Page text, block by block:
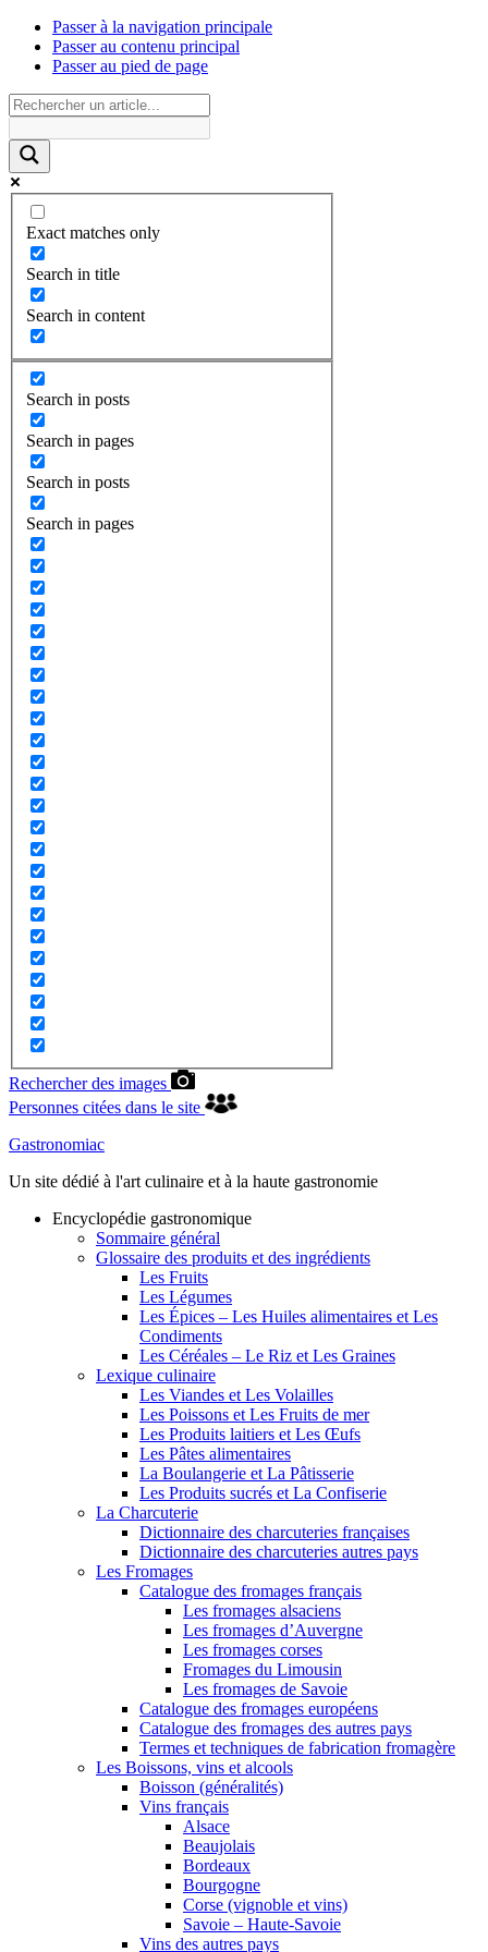
Passer à la navigation principale
Passer au contenu principal
Passer au pied de page
Exact matches only
Search in title
Search in content
Search in posts
Search in pages
Search in posts
Search in pages
Rechercher des images
Personnes citées dans le site
Gastronomiac
Un site dédié à l'art culinaire et à la haute gastronomie
Encyclopédie gastronomique
Sommaire général
Glossaire des produits et des ingrédients
Les Fruits
Les Légumes
Les Épices – Les Huiles alimentaires et Les
Condiments
Les Céréales – Le Riz et Les Graines
Lexique culinaire
Les Viandes et Les Volailles
Les Poissons et Les Fruits de mer
Les Produits laitiers et Les Œufs
Les Pâtes alimentaires
La Boulangerie et La Pâtisserie
Les Produits sucrés et La Confiserie
La Charcuterie
Dictionnaire des charcuteries françaises
Dictionnaire des charcuteries autres pays
Les Fromages
Catalogue des fromages français
Les fromages alsaciens
Les fromages d’Auvergne
Les fromages corses
Fromages du Limousin
Les fromages de Savoie
Catalogue des fromages européens
Catalogue des fromages des autres pays
Termes et techniques de fabrication fromagère
Les Boissons, vins et alcools
Boisson (généralités)
Vins français
Alsace
Beaujolais
Bordeaux
Bourgogne
Corse (vignoble et vins)
Savoie – Haute-Savoie
Vins des autres pays